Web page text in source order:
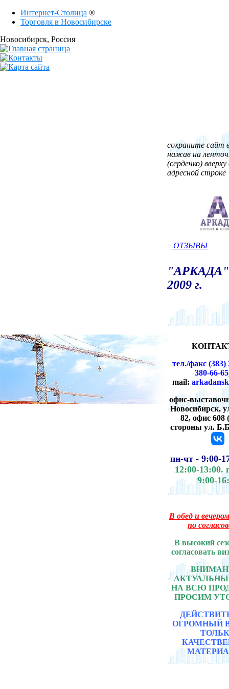
Интернет-Столица ®
Торговля в Новосибирске
Новосибирск, Россия
сохраните сайт
нажав на
(сердечко)
адресной строке
ОТЗЫВЫ
2009 г.
тел./факс (383)
380-66-65
mail:
офис-
Новосибирск,
82, офис 608 (
стороны ул.
пн-чт - 9:00-
12:00-13:00.
9:00-
В обед и
по
В высокий
согласовать
НА ВСЮ
ПРОСИМ
ОГРОМНЫЙ